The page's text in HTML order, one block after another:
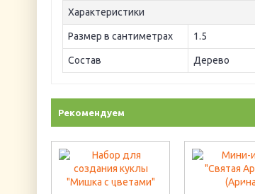
Характеристики
Размер в сантиметрах 1.5
Состав Дерево
Рекомендуем